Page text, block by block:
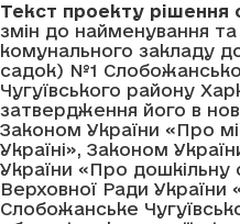
Текст проекту рішення
змін до найменування
комунального закладу
садок) №1
Чугуївського району
затвердження його в
Законом України «Про
Україні», Законом
України «Про дошкільну
Верховної Ради
Слобожанське